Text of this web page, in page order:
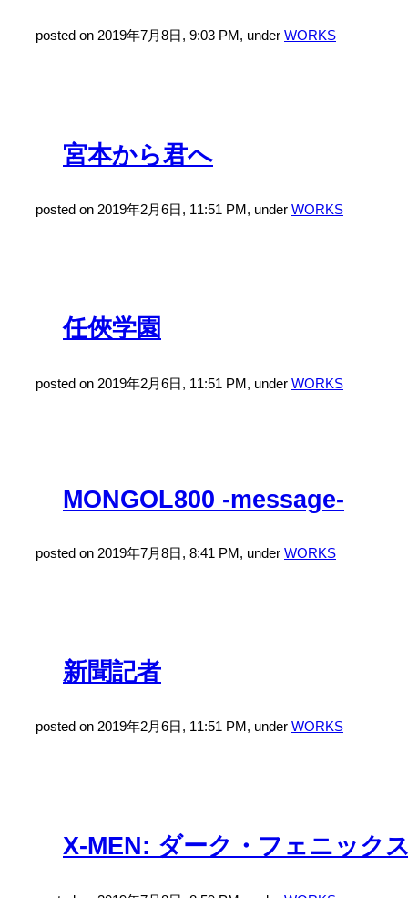
posted on 2019年7月8日, 9:03 PM, under WORKS
宮本から君へ
posted on 2019年2月6日, 11:51 PM, under WORKS
任俠学園
posted on 2019年2月6日, 11:51 PM, under WORKS
MONGOL800 -message-
posted on 2019年7月8日, 8:41 PM, under WORKS
新聞記者
posted on 2019年2月6日, 11:51 PM, under WORKS
X-MEN: ダーク・フェニック